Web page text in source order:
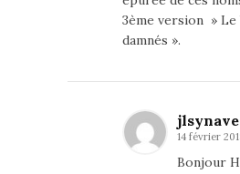
3ème version » Le
damnés ».
jlsynave
14 février
Bonjour